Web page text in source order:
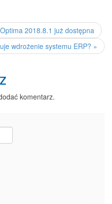
2018.8.1 już dostępna
wdrożenie systemu ERP? »
komentarz.